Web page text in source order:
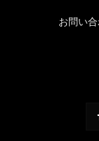
お問い